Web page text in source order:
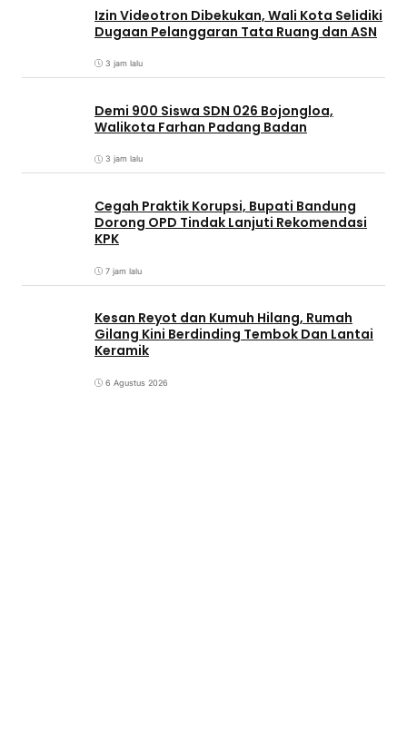
Izin Videotron Dibekukan, Wali Kota Selidiki
Dugaan Pelanggaran Tata Ruang dan ASN
3 jam lalu
Demi 900 Siswa SDN 026 Bojongloa,
Walikota Farhan Padang Badan
3 jam lalu
Cegah Praktik Korupsi, Bupati Bandung
Dorong OPD Tindak Lanjuti Rekomendasi
KPK
7 jam lalu
Kesan Reyot dan Kumuh Hilang, Rumah
Gilang Kini Berdinding Tembok Dan Lantai
Keramik
6 Agustus 2026